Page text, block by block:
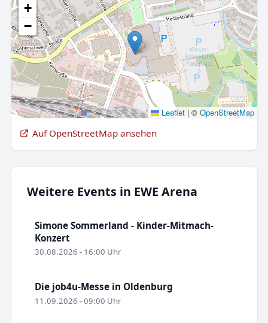
+
−
Leaflet |© OpenStreetMap
Auf OpenStreetMap ansehen
Weitere Events in EWE Arena
Simone Sommerland - Kinder-Mitmach-
Konzert
30.08.2026 - 16:00 Uhr
Die job4u-Messe in Oldenburg
11.09.2026 - 09:00 Uhr